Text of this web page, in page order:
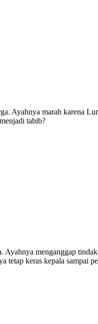
Ayahnya marah karena
tabib?
menganggap
keras kepala sampai